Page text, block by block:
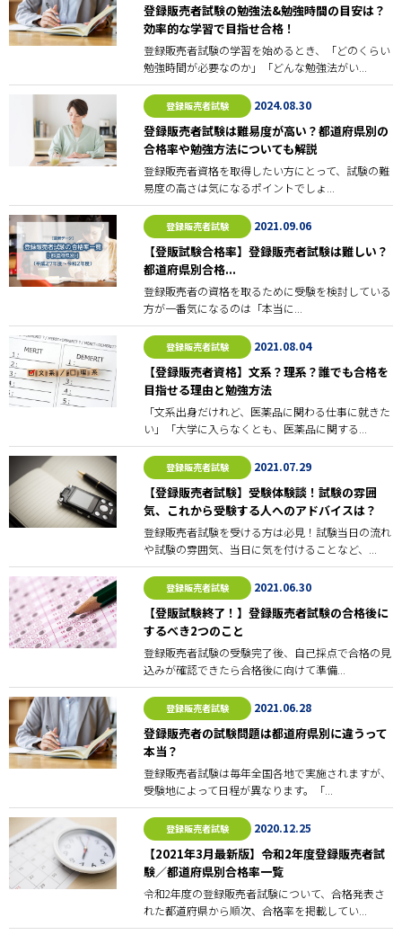
登録販売者試験の勉強法&勉強時間の目安は？
効率的な学習で目指せ合格！
登録販売者試験の学習を始めるとき、「どのくらい
勉強時間が必要なのか」「どんな勉強法がい...
登録販売者試験 2024.08.30
登録販売者試験は難易度が高い？都道府県別の
合格率や勉強方法についても解説
登録販売者資格を取得したい方にとって、試験の難
易度の高さは気になるポイントでしょ...
登録販売者試験 2021.09.06
【登販試験合格率】登録販売者試験は難しい？
都道府県別合格...
登録販売者の資格を取るために受験を検討している
方が一番気になるのは「本当に...
登録販売者試験 2021.08.04
【登録販売者資格】文系？理系？誰でも合格を
目指せる理由と勉強方法
「文系出身だけれど、医薬品に関わる仕事に就きた
い」「大学に入らなくとも、医薬品に関する...
登録販売者試験 2021.07.29
【登録販売者試験】受験体験談！試験の雰囲
気、これから受験する人へのアドバイスは？
登録販売者試験を受ける方は必見！試験当日の流れ
や試験の雰囲気、当日に気を付けることなど、...
登録販売者試験 2021.06.30
【登販試験終了！】登録販売者試験の合格後に
するべき2つのこと
登録販売者試験の受験完了後、自己採点で合格の見
込みが確認できたら合格後に向けて準備...
登録販売者試験 2021.06.28
登録販売者の試験問題は都道府県別に違うって
本当？
登録販売者試験は毎年全国各地で実施されますが、
受験地によって日程が異なります。「...
登録販売者試験 2020.12.25
【2021年3月最新版】令和2年度登録販売者試
験／都道府県別合格率一覧
令和2年度の登録販売者試験について、合格発表さ
れた都道府県から順次、合格率を掲載してい...